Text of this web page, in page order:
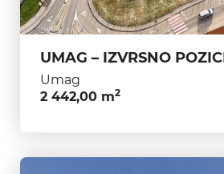
Umag
2 442,00 m2